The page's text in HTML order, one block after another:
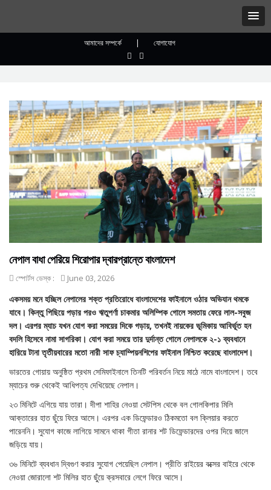
আমাদের সম্পর্কে | যোগাযোগ
নেপাল বাধা পেরিয়ে শিরোপার দ্বারপ্রান্তে বাংলাদেশ
স্পোর্টস ডেস্ক : June 03, 2026
একসময় মনে হচ্ছিল নেপালের শক্ত প্রতিরোধে বাংলাদেশের ফাইনালে ওঠার অভিযান থমকে
যাবে। কিন্তু পিছিয়ে পড়ার পরও ঋতুপর্ণা চাকমার অলিম্পিক গোলে সমতায় ফেরে লাল-সবুজ
দল। এরপর ম্যাচ যখন যোগ করা সময়ের দিকে গড়ায়, তখনই নায়কের ভূমিকায় আবির্ভূত হন
বদলি হিসেবে নামা সাগরিকা। যোগ করা সময়ে তার দুর্দান্ত গোলে নেপালকে ২-১ ব্যবধানে
হারিয়ে টানা তৃতীয়বারের মতো নারী সাফ চ্যাম্পিয়নশিপের ফাইনাল নিশ্চিত করেছে বাংলাদেশ।
ভারতের গোয়ায় অনুষ্ঠিত প্রথম সেমিফাইনালে তিনটি পরিবর্তন নিয়ে মাঠে নামে বাংলাদেশ। তবে
ম্যাচের শুরু থেকেই আধিপত্য দেখিয়েছে নেপাল।
২৩ মিনিটে এগিয়ে যায় তারা। দীপা শাহির নেওয়া সেটপিস থেকে বল গোলকিপার মিলি
আক্তারের হাত ছুঁয়ে ফিরে আসে। এরপর এক ডিফেন্ডারও ঠিকমতো বল ক্লিয়ার করতে
পারেননি। সুযোগ কাজে লাগিয়ে সামনে থাকা গীতা রানার শট ডিফেন্ডারদের ওপর দিয়ে জালে
জড়িয়ে যায়।
৩৬ মিনিটে ব্যবধান দ্বিগুণ করার সুযোগ পেয়েছিল নেপাল। প্রীতি রাইয়ের বক্সের বাইরে থেকে
নেওয়া জোরালো শট মিলির হাত ছুঁয়ে ক্রসবারে লেগে ফিরে আসে।